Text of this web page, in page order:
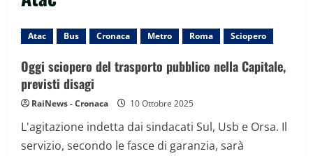
Atac Bus Cronaca Metro Roma Sciopero
Oggi sciopero del trasporto pubblico nella Capitale,
previsti disagi
RaiNews - Cronaca 10 Ottobre 2025
L'agitazione indetta dai sindacati Sul, Usb e Orsa. Il
servizio, secondo le fasce di garanzia, sarà